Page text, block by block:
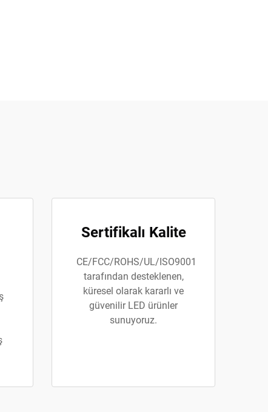
Sertifikalı Kalite
CE/FCC/ROHS/UL/ISO9001
tarafından desteklenen,
küresel olarak kararlı ve
güvenilir LED ürünler
sunuyoruz.